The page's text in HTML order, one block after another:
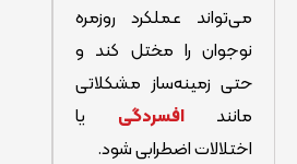
می‌تواند عملکرد روزمره
نوجوان را مختل کند و
حتی زمینه‌ساز مشکلاتی
مانندافسردگی یا
اختلالات اضطرابی شود.